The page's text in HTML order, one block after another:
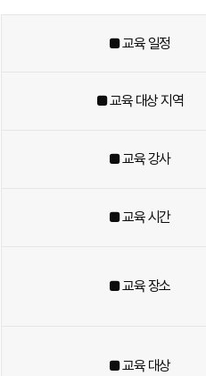
■ 교육 일정
■ 교육 대상 지역
■ 교육 강사
■ 교육 시간
■ 교육 장소
■ 교육 대상